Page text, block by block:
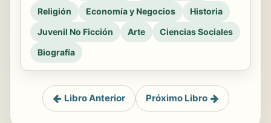
Religión
Economía y Negocios
Historia
Juvenil No Ficción
Arte
Ciencias Sociales
Biografía
Libro Anterior Próximo Libro